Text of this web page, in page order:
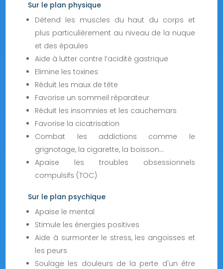
Sur le plan physique
Détend les muscles du haut du corps et
plus particulièrement au niveau de la nuque
et des épaules
Aide à lutter contre l’acidité gastrique
Elimine les toxines
Réduit les maux de tête
Favorise un sommeil réparateur
Réduit les insomnies et les cauchemars
Favorise la cicatrisation
Combat les addictions comme le
grignotage, la cigarette, la boisson...
Apaise les troubles obsessionnels
compulsifs (TOC)
Sur le plan psychique
Apaise le mental
Stimule les énergies positives
Aide à surmonter le stress, les angoisses et
les peurs
Soulage les douleurs de la perte d'un être